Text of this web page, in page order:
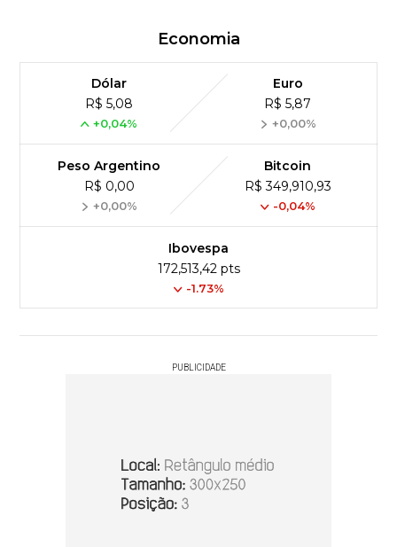
Economia
Dólar
R$ 5,08
+0,04%
Euro
R$ 5,87
+0,00%
Peso Argentino
R$ 0,00
+0,00%
Bitcoin
R$ 349,910,93
-0,04%
Ibovespa
172,513,42 pts
-1.73%
PUBLICIDADE